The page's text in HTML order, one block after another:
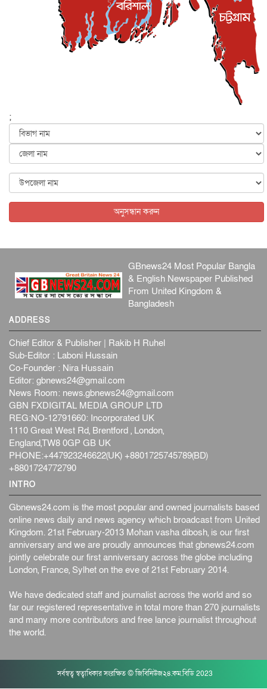
সিলেটের কন্যা মোহিনী রশিদ এনওয়াইপিডির উচ্চপদস্থ কর্মকর্তা
দেশজুড়ে ৬ আগস্ট, ২০২৬
আজ থেকে সবার জন্য উন্মুক্ত জুলাই স্মৃতি জাদুঘর
৬ আগস্ট, ২০২৬
৬ আগস্ট, ২০২৬
জুলাইয়ের কৃতিত্ব নেওয়ার জন্য সবাই প্রতিযোগিতায় নেমেছে :
৬ আগস্ট, ২০২৬
৬ আগস্ট, ২০২৬
;
অনুসন্ধান করুন
GBnews24 Most Popular Bangla
& English Newspaper Published
From United Kingdom &
Bangladesh
ADDRESS
Chief Editor & Publisher | Rakib H Ruhel
Sub-Editor : Laboni Hussain
Co-Founder : Nira Hussain
Editor: gbnews24@gmail.com
News Room: news.gbnews24@gmail.com
GBN FXDIGITAL MEDIA GROUP LTD
REG:NO-12791660: Incorporated UK
1110 Great West Rd, Brentford , London,
England,TW8 0GP GB UK
PHONE:+447923246622(UK) +8801725745789(BD)
+8801724772790
INTRO
Gbnews24.com is the most popular and owned journalists based
online news daily and news agency which broadcast from United
Kingdom. 21st February-2013 Mohan vasha dibosh, is our first
anniversary and we are proudly announces that gbnews24.com
jointly celebrate our first anniversary across the globe including
London, France, Sylhet on the eve of 21st February 2014.
We have dedicated staff and journalist across the world and so
far our registered representative in total more than 270 journalists
and many more contributors and free lance journalist throughout
the world.
সর্বস্বত্ব স্বত্বাধিকার সংরক্ষিত © জিবিনিউজ২৪.কম.বিডি 2023